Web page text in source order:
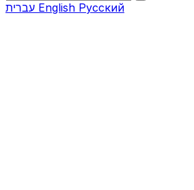
English Русский